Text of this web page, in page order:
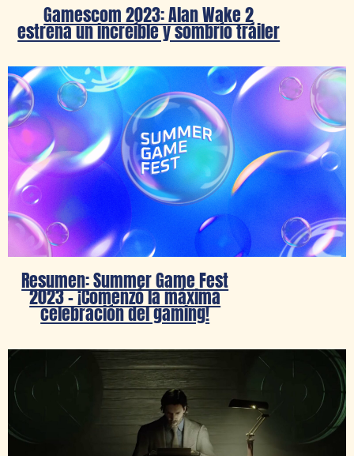
Gamescom 2023: Alan Wake 2
estrena un increíble y sombrío tráiler
Resumen: Summer Game Fest
2023 – ¡Comenzó la máxima
celebración del gaming!